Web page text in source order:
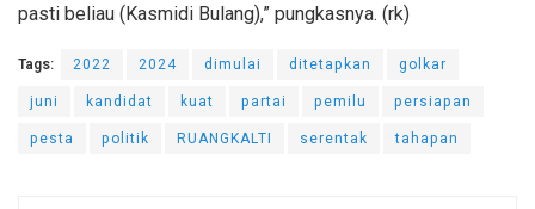
pasti beliau (Kasmidi Bulang),” pungkasnya. (rk)
Tags: 2022 2024 dimulai ditetapkan
golkar
juni
kandidat kuat partai pemilu
persiapan
pesta
politik RUANGKALTI serentak tahapan